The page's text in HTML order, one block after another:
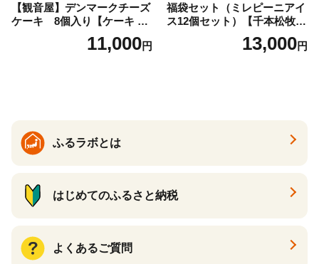
【観音屋】デンマークチーズ
ケーキ 8個入り【ケーキ チ
ーズケーキ 人気スイーツ お
すすめスイーツ 神戸スイー
11,000円
福袋セット（ミレピーニアイ
ス12個セット）【千本松牧
場】 ns025-014-12 【デザー
ト 詰め合わせ ギフト】
13,000円
ふるラボとは
はじめてのふるさと納税
よくあるご質問